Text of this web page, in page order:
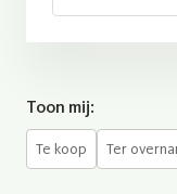
Toon mij:
Te koop Ter